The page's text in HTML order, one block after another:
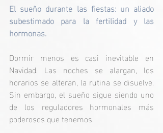
El sueño durante las fiestas: un aliado
subestimado para la fertilidad y las
hormonas.
Dormir menos es casi inevitable en
Navidad. Las noches se alargan, los
horarios se alteran, la rutina se disuelve.
Sin embargo, el sueño sigue siendo uno
de los reguladores hormonales más
poderosos que tenemos.